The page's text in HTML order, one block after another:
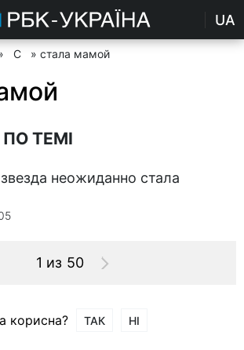
UA
С » стала мамой
ТЕМІ
неожиданно стала
1 из 50
корисна? ТАК НІ